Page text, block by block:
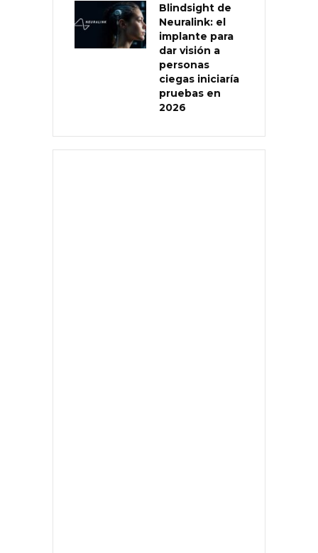
Blindsight de
Neuralink: el
implante para
dar visión a
personas
ciegas iniciaría
pruebas en
2026